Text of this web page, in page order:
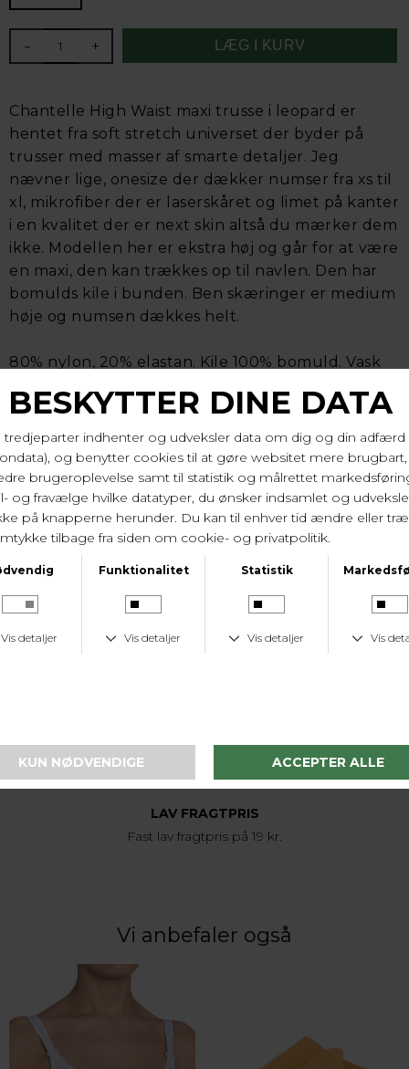
- +
Chantelle High Waist maxi trusse i leopard er
hentet fra soft stretch universet der byder på
trusser med masser af smarte detaljer. Jeg
nævner lige, onesize der dækker numser fra xs til
xl, mikrofiber der er laserskåret og limet på kanter
i en kvalitet der er next skin altså du mærker dem
ikke. Modellen her er ekstra høj og går for at være
en maxi, den kan trækkes op til navlen. Den har
bomulds kile i bunden. Ben skæringer er medium
høje og numsen dækkes helt.
80% nylon, 20% elastan. Kile 100% bomuld. Vask
Varenr. C11D70 A88
LEVERINGSTID
LAV FRAGTPRIS
Fast lav fragtpris på 19 kr.
Vi anbefaler også